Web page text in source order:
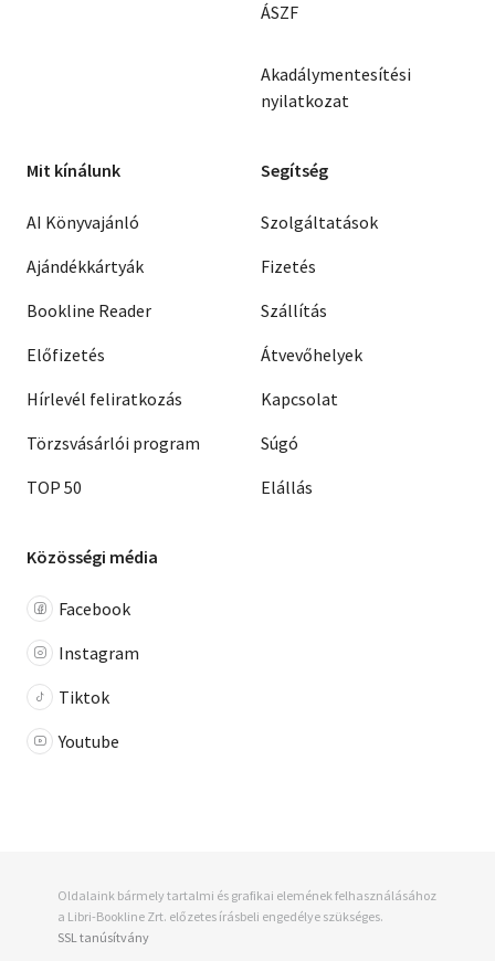
ÁSZF
Akadálymentesítési
nyilatkozat
Mit kínálunk
AI Könyvajánló
Ajándékkártyák
Bookline Reader
Előfizetés
Hírlevél feliratkozás
Törzsvásárlói program
TOP 50
Segítség
Szolgáltatások
Fizetés
Szállítás
Átvevőhelyek
Kapcsolat
Súgó
Elállás
Közösségi média
Facebook
Instagram
Tiktok
Youtube
Oldalaink bármely tartalmi és grafikai elemének felhasználásához
a Libri-Bookline Zrt. előzetes írásbeli engedélye szükséges.
SSL tanúsítvány